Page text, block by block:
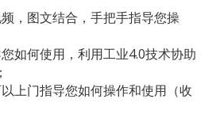
，图文结合，手把手指导您操
如何使用，利用工业4.0技术协助
上门指导您如何操作和使用（收